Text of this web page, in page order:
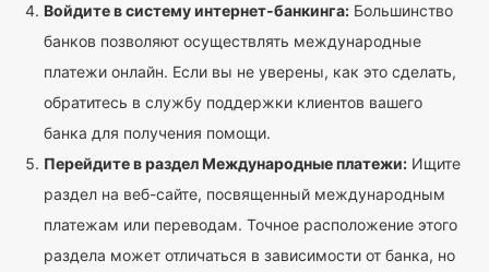
Войдите в систему интернет-банкинга: Большинство
банков позволяют осуществлять международные
платежи онлайн. Если вы не уверены, как это сделать,
обратитесь в службу поддержки клиентов вашего
банка для получения помощи.
Перейдите в раздел Международные платежи: Ищите
раздел на веб-сайте, посвященный международным
платежам или переводам. Точное расположение этого
раздела может отличаться в зависимости от банка, но